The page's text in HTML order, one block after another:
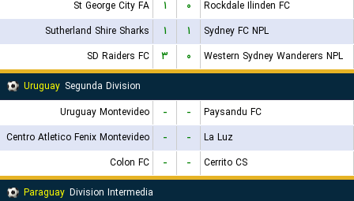
St George City FA
۱ ۰
Rockdale Ilinden FC
Sutherland Shire Sharks
۱ ۱
Sydney FC NPL
SD Raiders FC
۳ ۰
Western Sydney Wanderers NPL
Uruguay Segunda Division
Uruguay Montevideo
- -
Paysandu FC
Centro Atletico Fenix Montevideo
- -
La Luz
Colon FC
- -
Cerrito CS
Paraguay Division Intermedia